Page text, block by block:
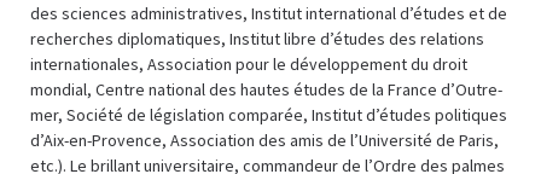
des sciences administratives, Institut international d’études et de
recherches diplomatiques, Institut libre d’études des relations
internationales, Association pour le développement du droit
mondial, Centre national des hautes études de la France d’Outre-
mer, Société de législation comparée, Institut d’études politiques
d’Aix-en-Provence, Association des amis de l’Université de Paris,
etc.). Le brillant universitaire, commandeur de l’Ordre des palmes